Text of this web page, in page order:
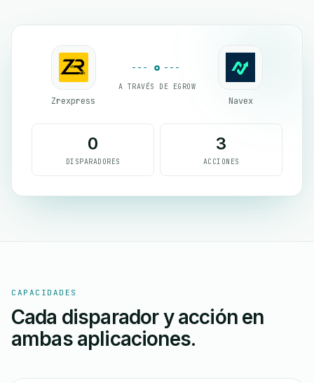
Zrexpress
A TRAVÉS DE EGROW
Navex
0
DISPARADORES
3
ACCIONES
CAPACIDADES
Cada disparador y acción en
ambas aplicaciones.